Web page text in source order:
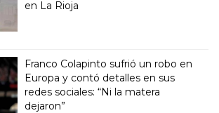
en La Rioja
Franco Colapinto sufrió un robo en
Europa y contó detalles en sus
redes sociales: “Ni la matera
dejaron”